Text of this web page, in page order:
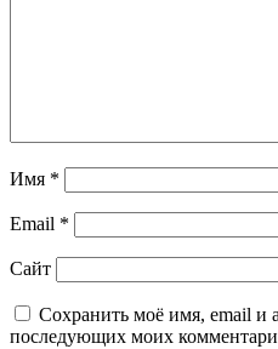
Имя *
Email *
Сайт
Сохранить моё имя, email и
последующих моих